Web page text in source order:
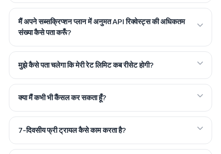
मैं अपने सब्सक्रिप्शन प्लान में अनुमत API रिक्वेस्ट्स की अधिकतम
संख्या कैसे पता करूँ?
मुझे कैसे पता चलेगा कि मेरी रेट लिमिट कब रीसेट होगी?
क्या मैं कभी भी कैंसल कर सकता हूँ?
7-दिवसीय फ्री ट्रायल कैसे काम करता है?